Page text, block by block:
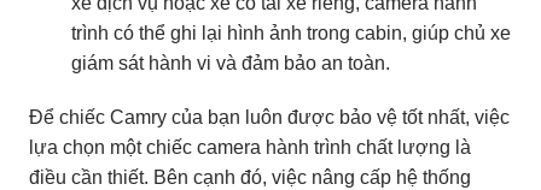
trình có thể ghi lại hình ảnh trong cabin, giúp chủ xe
giám sát hành vi và đảm bảo an toàn.
Để chiếc Camry của bạn luôn được bảo vệ tốt nhất, việc
lựa chọn một chiếc camera hành trình chất lượng là
điều cần thiết. Bên cạnh đó, việc nâng cấp hệ thống